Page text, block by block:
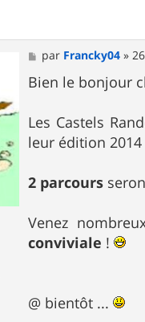
M
e
s
s
g
e
par Francky04 »
Bien le bonjour
Les Castels
leur édition 2014
2 parcours
Venez
conviviale !
@ bientôt ...